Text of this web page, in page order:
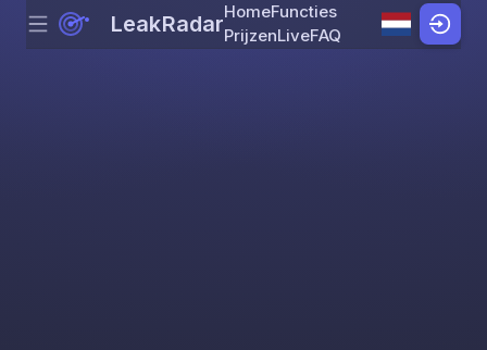
Skip to content
Menu LeakRadarHomeFuncties
PrijzenLiveFAQ